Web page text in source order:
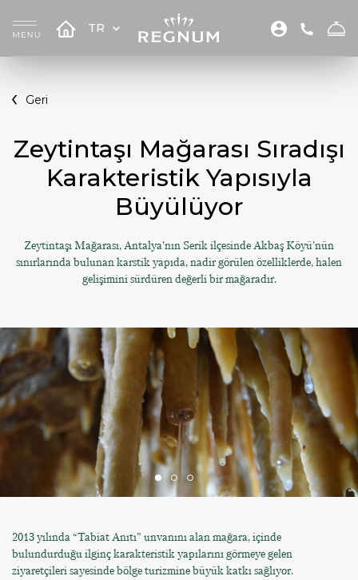
TR
Geri
Zeytintaşı Mağarası Sıradışı
Karakteristik Yapısıyla
Büyülüyor
Zeytintaşı Mağarası, Antalya’nın Serik ilçesinde Akbaş Köyü’nün
sınırlarında bulunan karstik yapıda, nadir görülen özelliklerde, halen
gelişimini sürdüren değerli bir mağaradır.
2013 yılında “Tabiat Anıtı” unvanını alan mağara, içinde
bulundurduğu ilginç karakteristik yapılarını görmeye gelen
ziyaretçileri sayesinde bölge turizmine büyük katkı sağlıyor.